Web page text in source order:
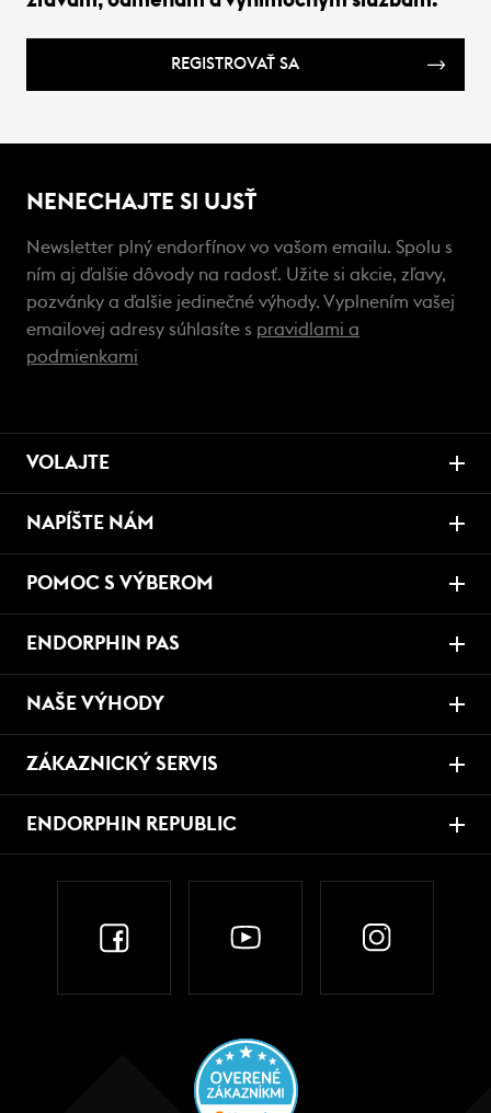
REGISTROVAŤ SA
NENECHAJTE SI UJSŤ
Newsletter plný endorfínov vo vašom emailu. Spolu s
ním aj ďalšie dôvody na radosť. Užite si akcie, zľavy,
pozvánky a ďalšie jedinečné výhody. Vyplnením vašej
emailovej adresy súhlasíte s pravidlami a
podmienkami
VOLAJTE
NAPÍŠTE NÁM
POMOC S VÝBEROM
ENDORPHIN PAS
NAŠE VÝHODY
ZÁKAZNICKÝ SERVIS
ENDORPHIN REPUBLIC